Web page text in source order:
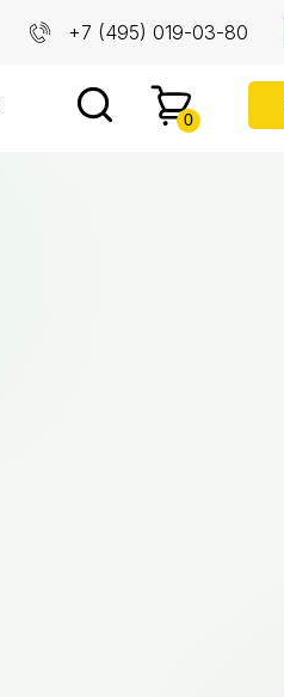
+7 (495) 019-03-80
0